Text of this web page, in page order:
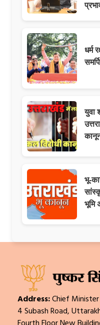
धर्म
युवा
भू-
भूमि
Address:Chief
4 Subash Road,